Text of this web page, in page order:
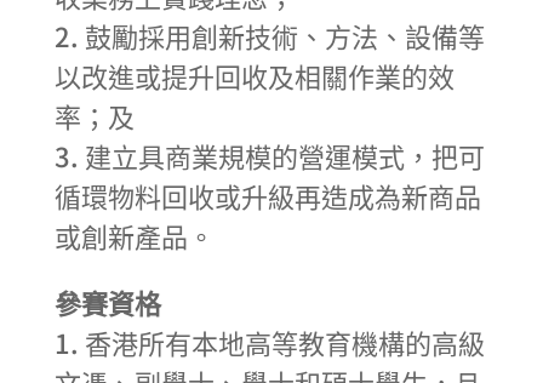
2. 鼓勵採用創新技術、方法、設備等
以改進或提升回收及相關作業的效
率；及
3. 建立具商業規模的營運模式，把可
循環物料回收或升級再造成為新商品
或創新產品。
參賽資格
1. 香港所有本地高等教育機構的高級